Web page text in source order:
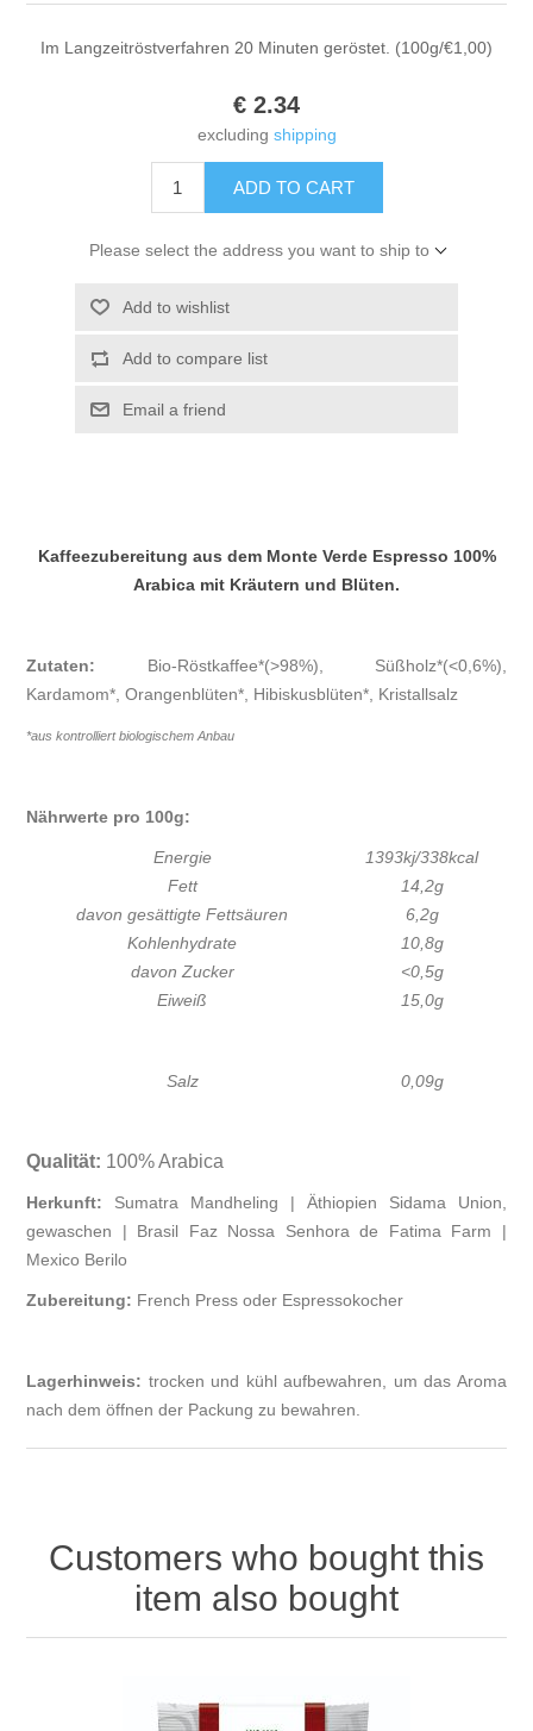
Im Langzeitröstverfahren 20 Minuten geröstet. (100g/€1,00)
€ 2.34
excluding shipping
ADD TO CART
Please select the address you want to ship to
Add to wishlist
Add to compare list
Email a friend
Kaffeezubereitung aus dem Monte Verde Espresso 100%
Arabica mit Kräutern und Blüten.
Zutaten: Bio-Röstkaffee*(>98%), Süßholz*(<0,6%),
Kardamom*, Orangenblüten*, Hibiskusblüten*, Kristallsalz
*aus kontrolliert biologischem Anbau
Nährwerte pro 100g:
Energie
1393kj/338kcal
Fett
davon gesättigte Fettsäuren
14,2g
6,2g
Kohlenhydrate
davon Zucker
10,8g
<0,5g
Eiweiß
15,0g
Salz 0,09g
Qualität: 100% Arabica
Herkunft: Sumatra Mandheling | Äthiopien Sidama Union,
gewaschen | Brasil Faz Nossa Senhora de Fatima Farm |
Mexico Berilo
Zubereitung: French Press oder Espressokocher
Lagerhinweis: trocken und kühl aufbewahren, um das Aroma
nach dem öffnen der Packung zu bewahren.
Customers who bought this
item also bought